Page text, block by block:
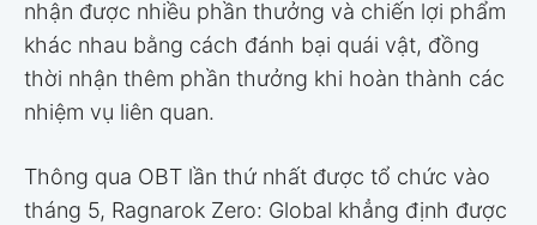
nhận được nhiều phần thưởng và chiến lợi phẩm
khác nhau bằng cách đánh bại quái vật, đồng
thời nhận thêm phần thưởng khi hoàn thành các
nhiệm vụ liên quan.
Thông qua OBT lần thứ nhất được tổ chức vào
tháng 5, Ragnarok Zero: Global khẳng định được